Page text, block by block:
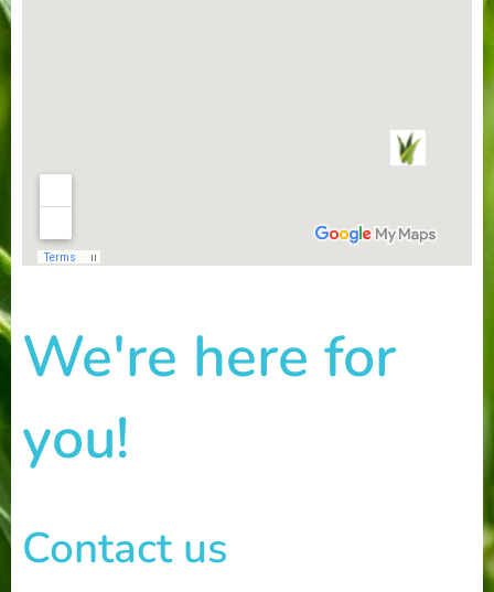
We're here for
you!
Contact us